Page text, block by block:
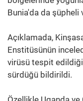
Bunia'da da şüpheli
Açıklamada,
Enstitüsünün
virüsü tespit
sürdüğü bildirildi.